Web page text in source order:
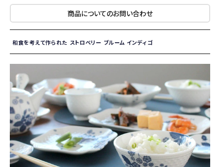
商品についてのお問い合わせ
和食を考えて作られた ストロベリー ブルーム インディゴ